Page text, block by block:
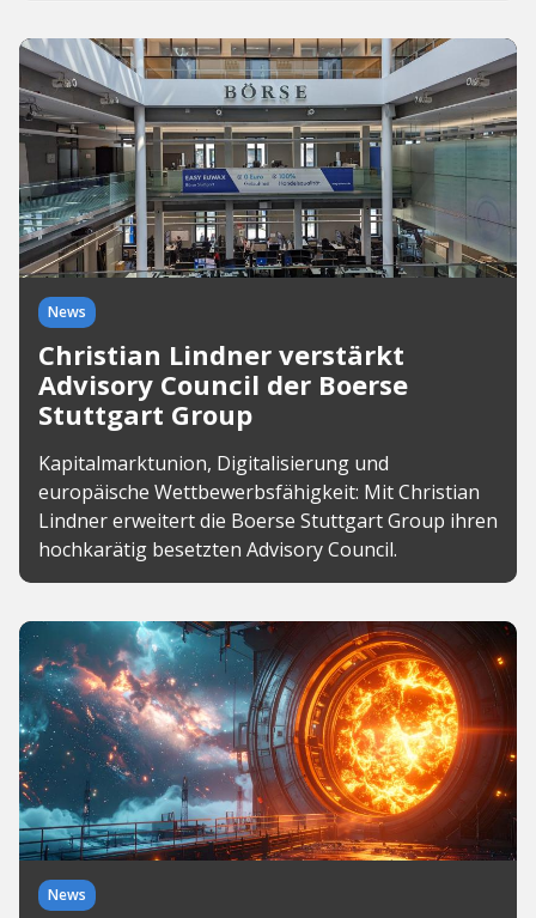
News
Christian Lindner verstärkt
Advisory Council der Boerse
Stuttgart Group
Kapitalmarktunion, Digitalisierung und
europäische Wettbewerbsfähigkeit: Mit Christian
Lindner erweitert die Boerse Stuttgart Group ihren
hochkarätig besetzten Advisory Council.
News